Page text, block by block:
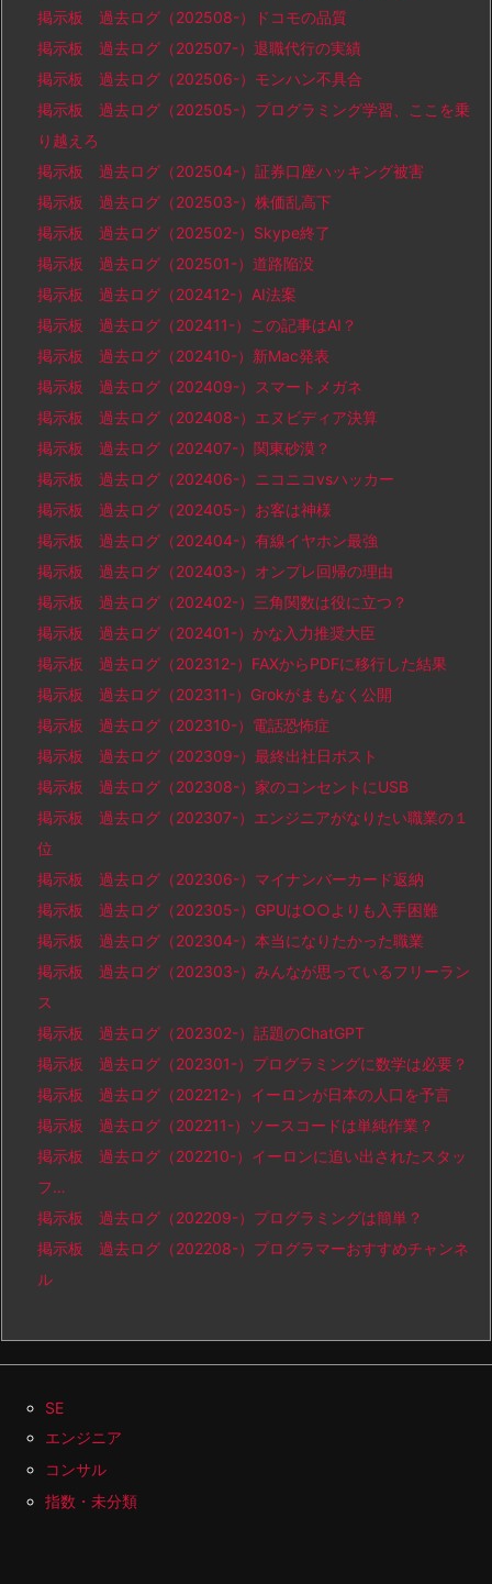
掲示板 過去ログ（202508-）ドコモの品質
掲示板 過去ログ（202507-）退職代行の実績
掲示板 過去ログ（202506-）モンハン不具合
掲示板 過去ログ（202505-）プログラミング学習、ここを乗
り越えろ
掲示板 過去ログ（202504-）証券口座ハッキング被害
掲示板 過去ログ（202503-）株価乱高下
掲示板 過去ログ（202502-）Skype終了
掲示板 過去ログ（202501-）道路陥没
掲示板 過去ログ（202412-）AI法案
掲示板 過去ログ（202411-）この記事はAI？
掲示板 過去ログ（202410-）新Mac発表
掲示板 過去ログ（202409-）スマートメガネ
掲示板 過去ログ（202408-）エヌビディア決算
掲示板 過去ログ（202407-）関東砂漠？
掲示板 過去ログ（202406-）ニコニコvsハッカー
掲示板 過去ログ（202405-）お客は神様
掲示板 過去ログ（202404-）有線イヤホン最強
掲示板 過去ログ（202403-）オンプレ回帰の理由
掲示板 過去ログ（202402-）三角関数は役に立つ？
掲示板 過去ログ（202401-）かな入力推奨大臣
掲示板 過去ログ（202312-）FAXからPDFに移行した結果
掲示板 過去ログ（202311-）Grokがまもなく公開
掲示板 過去ログ（202310-）電話恐怖症
掲示板 過去ログ（202309-）最終出社日ポスト
掲示板 過去ログ（202308-）家のコンセントにUSB
掲示板 過去ログ（202307-）エンジニアがなりたい職業の１
位
掲示板 過去ログ（202306-）マイナンバーカード返納
掲示板 過去ログ（202305-）GPUは○○よりも入手困難
掲示板 過去ログ（202304-）本当になりたかった職業
掲示板 過去ログ（202303-）みんなが思っているフリーラン
ス
掲示板 過去ログ（202302-）話題のChatGPT
掲示板 過去ログ（202301-）プログラミングに数学は必要？
掲示板 過去ログ（202212-）イーロンが日本の人口を予言
掲示板 過去ログ（202211-）ソースコードは単純作業？
掲示板 過去ログ（202210-）イーロンに追い出されたスタッ
フ…
掲示板 過去ログ（202209-）プログラミングは簡単？
掲示板 過去ログ（202208-）プログラマーおすすめチャンネ
ル
SE
エンジニア
コンサル
指数・未分類